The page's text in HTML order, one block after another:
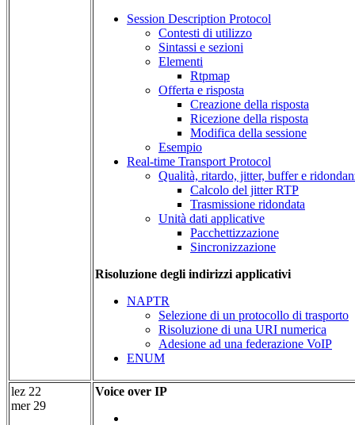
Session Description Protocol
Contesti di utilizzo
Sintassi e sezioni
Elementi
Rtpmap
Offerta e risposta
Creazione della risposta
Ricezione della risposta
Modifica della sessione
Esempio
Real-time Transport Protocol
Qualità, ritardo, jitter, buffer e
Calcolo del jitter RTP
Trasmissione ridondata
Unità dati applicative
Pacchettizzazione
Sincronizzazione
Risoluzione degli indirizzi applicativi
NAPTR
Selezione di un protocollo di trasporto
Risoluzione di una URI numerica
Adesione ad una federazione VoIP
ENUM
lez 22
mer 29
Voice over IP